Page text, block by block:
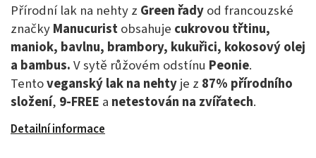
Přírodní lak na nehty z Green řadyod francouzské
značkyManucuristobsahuje cukrovou třtinu,
maniok, bavlnu, brambory, kukuřici, kokosový olej
a bambus.V sytě růžovém odstínu Peonie.
Tentoveganský lak na nehtyje z 87% přírodního
složení, 9-FREE a netestován na zvířatech.
Detailní informace